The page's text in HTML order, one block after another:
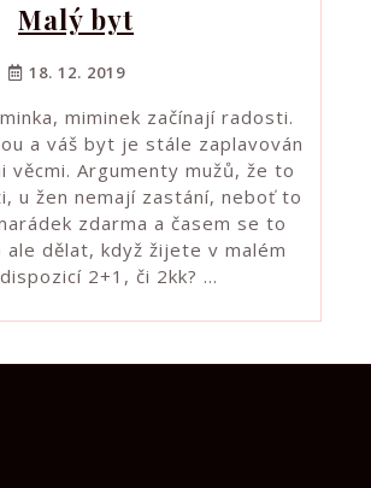
Malý byt
18. 12. 2019
miminek začínají radosti.
a váš byt je stále zaplavován
věcmi. Argumenty mužů, že to
u žen nemají zastání, neboť to
zdarma a časem se to
ale dělat, když žijete v malém
2+1, či 2kk? …